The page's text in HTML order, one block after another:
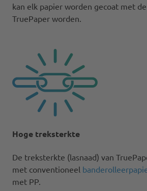
kan elk papier worden gecoat met
TruePaper worden.​
Hoge treksterkte
De treksterkte (lasnaad) van
met conventioneel
met PP.​